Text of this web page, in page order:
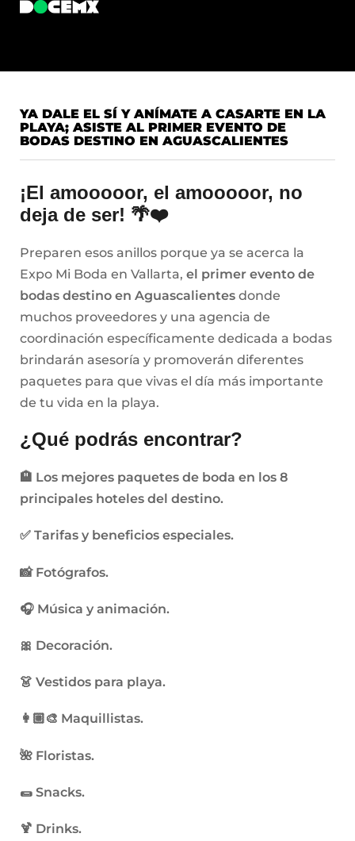
YA DALE EL SÍ Y ANÍMATE A CASARTE EN LA
PLAYA; ASISTE AL PRIMER EVENTO DE
BODAS DESTINO EN AGUASCALIENTES
¡El amooooor, el amooooor, no
deja de ser! 🌴❤️
Preparen esos anillos porque ya se acerca la
Expo Mi Boda en Vallarta, el primer evento de
bodas destino en Aguascalientes donde
muchos proveedores y una agencia de
coordinación específicamente dedicada a bodas
brindarán asesoría y promoverán diferentes
paquetes para que vivas el día más importante
de tu vida en la playa.
¿Qué podrás encontrar?
🏨 Los mejores paquetes de boda en los 8
principales hoteles del destino.
✅ Tarifas y beneficios especiales.
📸Fotógrafos.
🎧 Música y animación.
🎀 Decoración.
👗 Vestidos para playa.
👩🏼‍🎨 Maquillistas.
🌺 Floristas.
🌯 Snacks.
🍹 Drinks.